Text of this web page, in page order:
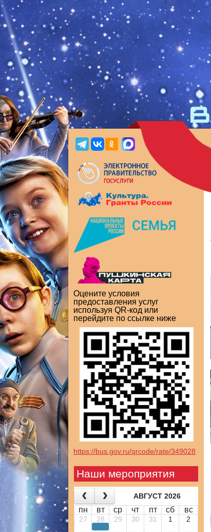
Оцените условия
предоставления услуг
используя QR-код или
перейдите по ссылке ниже
https://bus.gov.ru/qrcode/rate/349028
Наши мероприятия
АВГУСТ 2026
пн вт ср чт пт сб вс
27 28 29 30 31 1 2